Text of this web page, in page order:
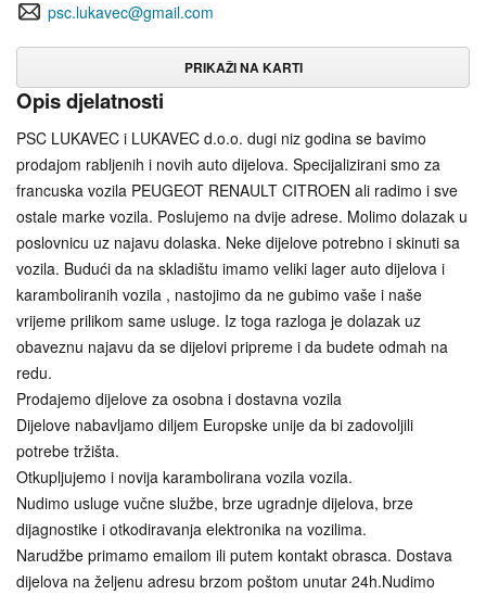
psc.lukavec@gmail.com
PRIKAŽI NA KARTI
Opis djelatnosti
PSC LUKAVEC i LUKAVEC d.o.o. dugi niz godina se bavimo
prodajom rabljenih i novih auto dijelova. Specijalizirani smo za
francuska vozila PEUGEOT RENAULT CITROEN ali radimo i sve
ostale marke vozila. Poslujemo na dvije adrese. Molimo dolazak u
poslovnicu uz najavu dolaska. Neke dijelove potrebno i skinuti sa
vozila. Budući da na skladištu imamo veliki lager auto dijelova i
karamboliranih vozila , nastojimo da ne gubimo vaše i naše
vrijeme prilikom same usluge. Iz toga razloga je dolazak uz
obaveznu najavu da se dijelovi pripreme i da budete odmah na
redu.
Prodajemo dijelove za osobna i dostavna vozila
Dijelove nabavljamo diljem Europske unije da bi zadovoljili
potrebe tržišta.
Otkupljujemo i novija karambolirana vozila vozila.
Nudimo usluge vučne službe, brze ugradnje dijelova, brze
dijagnostike i otkodiravanja elektronika na vozilima.
Narudžbe primamo emailom ili putem kontakt obrasca. Dostava
dijelova na željenu adresu brzom poštom unutar 24h.Nudimo